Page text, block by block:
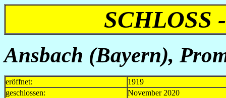
SCHLOSS
Ansbach (Bayern),
eröffnet:
1919
geschlossen:
November 2020